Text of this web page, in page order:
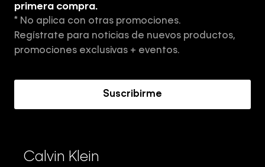
Tiendas
Aviso de privacidad
Términos y Condiciones
primera compra.
* No aplica con otras promociones.
Regístrate para noticias de nuevos productos,
promociones exclusivas + eventos.
Suscribirme
Calvin Klein